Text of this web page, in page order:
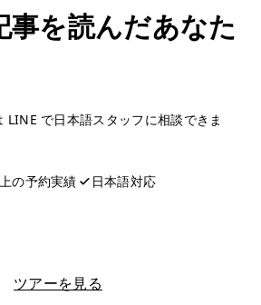
事を読んだあなた
LINE で日本語スタッフに相談できま
の予約実績
日本語対応
ツアーを見る